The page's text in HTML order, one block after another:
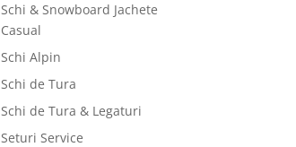
Schi & Snowboard Jachete
Casual
Schi Alpin
Schi de Tura
Schi de Tura & Legaturi
Seturi Service